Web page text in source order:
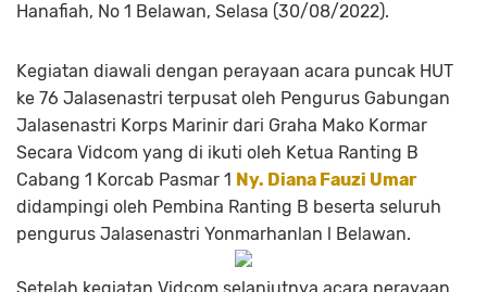
Hanafiah, No 1 Belawan, Selasa (30/08/2022).
Kegiatan diawali dengan perayaan acara puncak HUT
ke 76 Jalasenastri terpusat oleh Pengurus Gabungan
Jalasenastri Korps Marinir dari Graha Mako Kormar
Secara Vidcom yang di ikuti oleh Ketua Ranting B
Cabang 1 Korcab Pasmar 1 Ny. Diana Fauzi Umar
didampingi oleh Pembina Ranting B beserta seluruh
pengurus Jalasenastri Yonmarhanlan l Belawan.